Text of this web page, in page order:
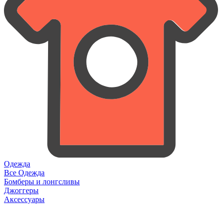
Одежда
Все Одежда
Бомберы и лонгсливы
Джоггеры
Аксессуары